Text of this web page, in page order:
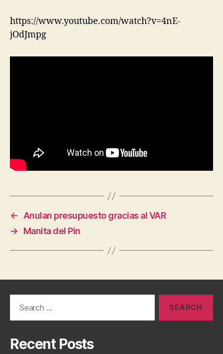
https://www.youtube.com/watch?v=4nE-
jOdJmpg
← Anulan presupuesto gracias al VAR
→
Manita del Pin
Recent Posts